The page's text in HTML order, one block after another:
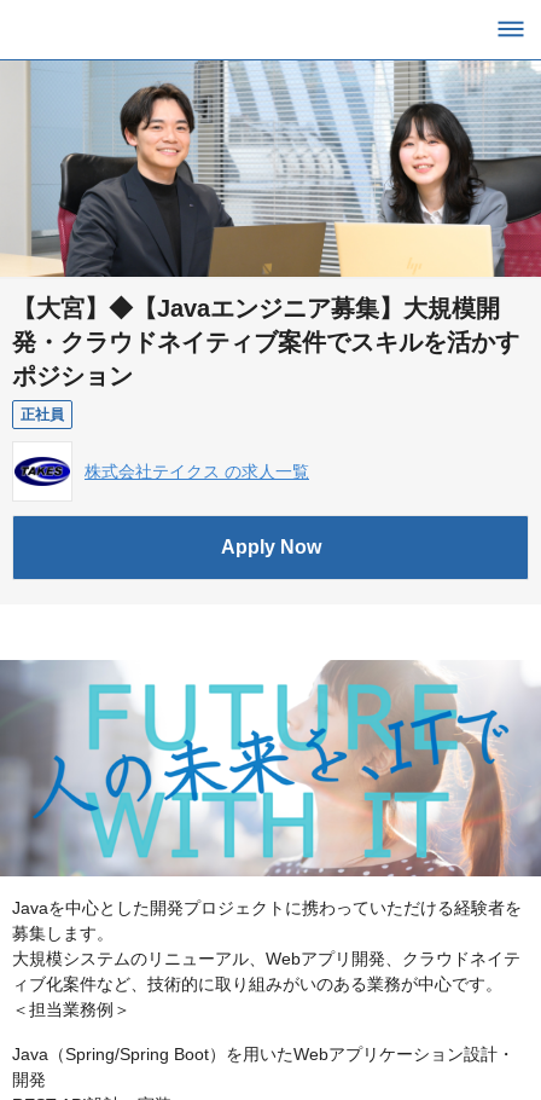
【大宮】◆【Javaエンジニア募集】大規模開
発・クラウドネイティブ案件でスキルを活かす
ポジション
正社員
株式会社テイクス の求人一覧
Apply Now
Javaを中心とした開発プロジェクトに携わっていただける経験者を
募集します。
大規模システムのリニューアル、Webアプリ開発、クラウドネイテ
ィブ化案件など、技術的に取り組みがいのある業務が中心です。
＜担当業務例＞
Java（Spring/Spring Boot）を用いたWebアプリケーション設計・
開発